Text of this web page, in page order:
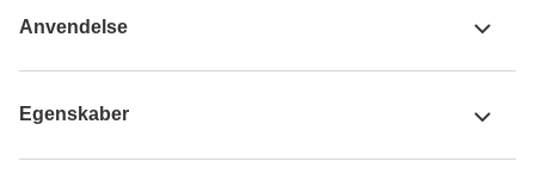
Anvendelse
Egenskaber